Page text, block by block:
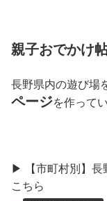
親子おでかけ
長野県内の遊び場
ページを作って
▶ 【市町村別】長
こちら